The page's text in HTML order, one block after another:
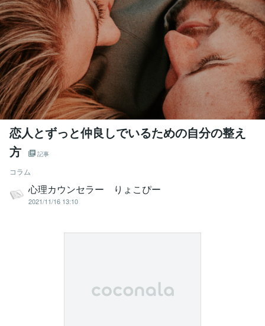
恋人とずっと仲良しでいるための自分の整え
方
記事
コラム
心理カウンセラー りょこぴー
2021/11/16 13:10